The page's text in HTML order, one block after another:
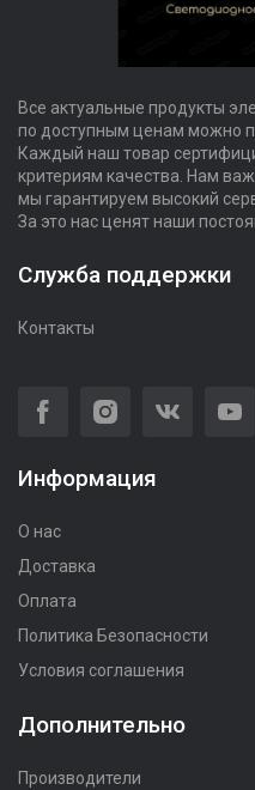
Все актуальные продукты
по доступным ценам можно
Каждый наш товар
критериям качества. Нам
мы гарантируем высокий
За это нас ценят наши
Служба поддержки
Контакты
Информация
О нас
Доставка
Оплата
Политика Безопасности
Условия соглашения
Дополнительно
Производители